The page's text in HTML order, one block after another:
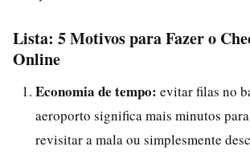
Lista: 5 Motivos para Fazer o
Online
Economia de tempo: evitar filas no
aeroporto significa mais minutos
revisitar a mala ou simplesmente